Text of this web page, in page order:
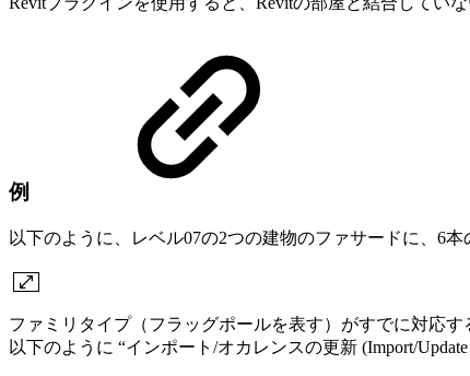
例
以下のように、レベル07の2つの建物のファサードに、6
ファミリタイプ（フラッグポールを表す）がすでに対応
以下のように “インポート/オカレンスの更新 (Import/Update